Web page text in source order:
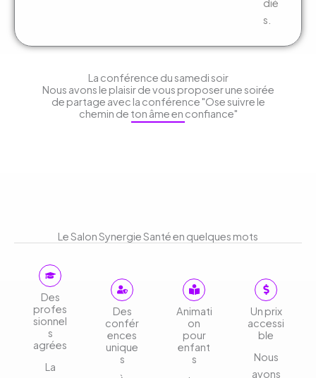
dié
s.
La conférence du samedi soir
Nous avons le plaisir de vous proposer une soirée
de partage avec la conférence "Ose suivre le
chemin de ton âme en confiance"
Le Salon Synergie Santé en quelques mots
Des
profes
sionnel
s
agrées
La
Des
confér
ences
unique
s
Animati
on
pour
enfant
s
Un prix
accessi
ble
Nous
avons